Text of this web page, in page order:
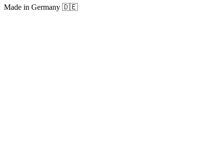
Made in Germany 🇩🇪